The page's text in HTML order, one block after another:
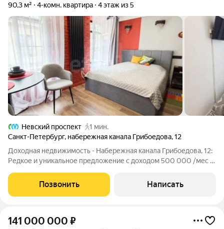
90,3 м² 4-комн. квартира 4 этаж из 5
Невский проспект
1 мин.
Санкт-Петербург, набережная канала Грибоедова,12
Доходная недвижимость - Набережная канала Грибоедова, 12:
Редкое и уникальное предложение с доходом 500 000 /мес в
минуты пешком до метро «Невский проспект». Из окон Канал
Грибоедова и купола
Позвонить Написать
141 000 000 ₽